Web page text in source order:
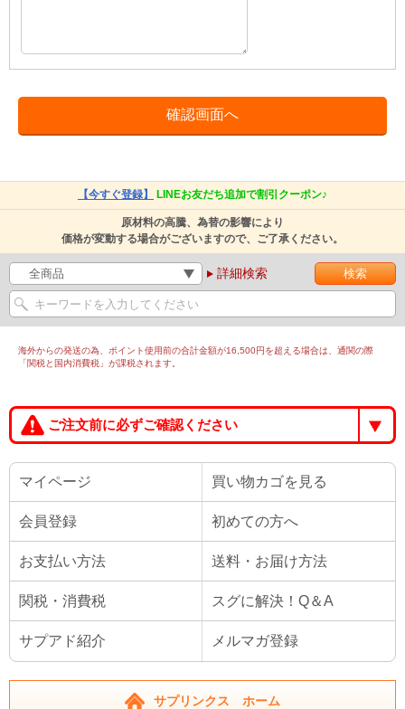
【今すぐ登録】 LINEお友だち追加で割引クーポン♪
原材料の高騰、為替の影響により
価格が変動する場合がございますので、ご了承ください。
詳細検索
海外からの発送の為、ポイント使用前の合計金額が16,500円を超える場合は、通関の際
「関税と国内消費税」が課税されます。
ご注文前に必ずご確認ください
マイページ 買い物カゴを見る
会員登録 初めての方へ
お支払い方法 送料・お届け方法
関税・消費税 スグに解決！Q＆A
サプアド紹介 メルマガ登録
サプリンクス ホーム